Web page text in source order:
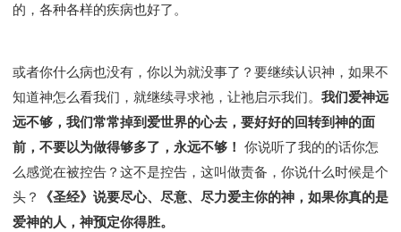
的，各种各样的疾病也好了。
或者你什么病也没有，你以为就没事了？要继续认识神，如果不
知道神怎么看我们，就继续寻求祂，让祂启示我们。 我们爱神远
远不够，我们常常掉到爱世界的心去，要好好的回转到神的面
前，不要以为做得够多了，永远不够！ 你说听了我的的话你怎
么感觉在被控告？这不是控告，这叫做责备，你说什么时候是个
头？
《圣经》说要尽心、尽意、尽力爱主你的神，如果你真的是
爱神的人，神预定你得胜。